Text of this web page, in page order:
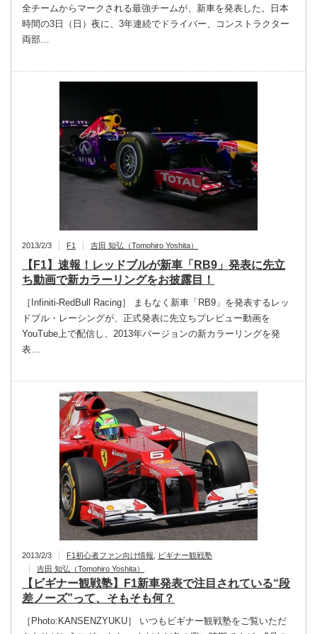
全チームからマークされる最強チームが、新車を発表した。日本
時間の3日（日）夜に、3年連続でドライバー、コンストラクター
両部…
2013/2/3 F1 吉田 知弘（Tomohiro Yoshita）
【F1】速報！レッドブルが新車「RB9」発表に先立
ち動画で新カラーリングをお披露目！
［Infiniti-RedBull Racing］ まもなく新車「RB9」を発表するレッ
ドブル・レーシングが、正式発表に先立ちプレビュー動画を
YouTube上で配信し、2013年バージョンの新カラーリングを発
表…
2013/2/3 F1初心者ファン向け情報
ビギナー観戦塾
吉田 知弘（Tomohiro Yoshita）
【ビギナー観戦塾】F1新車発表で注目されている“段
差ノーズ”って、そもそも何？
［Photo:KANSENZYUKU］ いつもビギナー観戦塾をご覧いただ